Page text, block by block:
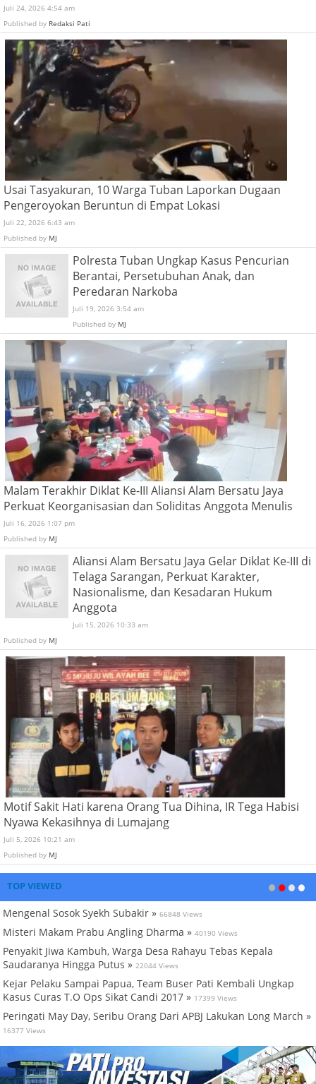
Juli 24, 2026 4:54 am
Published by Redaksi Pati
Usai Tasyakuran, 10 Warga Tuban Laporkan Dugaan
Pengeroyokan Beruntun di Empat Lokasi
Juli 22, 2026 6:43 am
Published by MJ
Polresta Tuban Ungkap Kasus Pencurian
Berantai, Persetubuhan Anak, dan
Peredaran Narkoba
Juli 19, 2026 3:54 am
Published by MJ
Malam Terakhir Diklat Ke-III Aliansi Alam Bersatu Jaya
Perkuat Keorganisasian dan Soliditas Anggota Menulis
Juli 16, 2026 1:07 pm
Published by MJ
Aliansi Alam Bersatu Jaya Gelar Diklat Ke-III di
Telaga Sarangan, Perkuat Karakter,
Nasionalisme, dan Kesadaran Hukum
Anggota
Juli 15, 2026 10:33 am
Published by MJ
Motif Sakit Hati karena Orang Tua Dihina, IR Tega Habisi
Nyawa Kekasihnya di Lumajang
Juli 5, 2026 10:21 am
Published by MJ
TOP VIEWED
Mengenal Sosok Syekh Subakir » 66848 Views
Misteri Makam Prabu Angling Dharma » 40190 Views
Penyakit Jiwa Kambuh, Warga Desa Rahayu Tebas Kepala
Saudaranya Hingga Putus » 22044 Views
Kejar Pelaku Sampai Papua, Team Buser Pati Kembali Ungkap
Kasus Curas T.O Ops Sikat Candi 2017 » 17399 Views
Peringati May Day, Seribu Orang Dari APBJ Lakukan Long March »
16377 Views